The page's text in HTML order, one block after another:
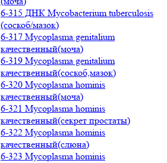
6-315 ДНК Mycobacterium tuberculosis
(соскоб/мазок)
6-317 Mycoplasma genitalium
качественный(моча)
6-319 Mycoplasma genitalium
качественный(соскоб,мазок)
6-320 Mycoplasma hominis
качественный(моча)
6-321 Mycoplasma hominis
качественный(секрет простаты)
6-322 Mycoplasma hominis
качественный(слюна)
6-323 Mycoplasma hominis